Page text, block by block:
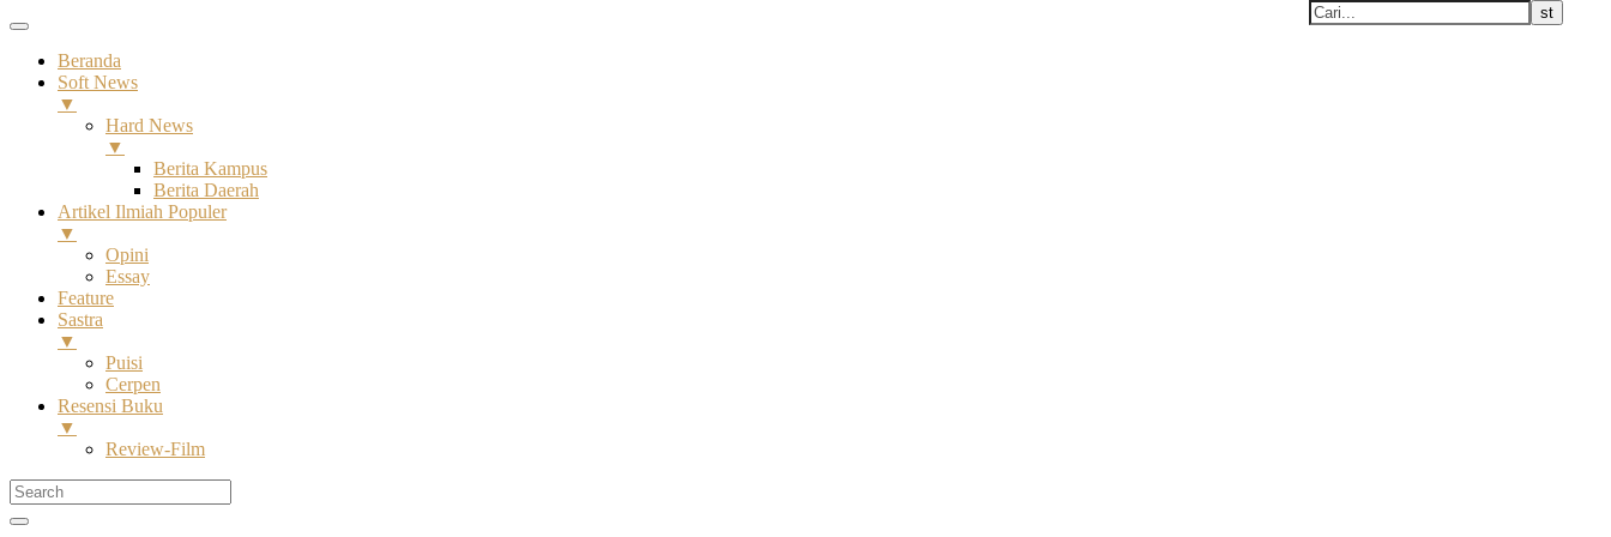
Beranda
Soft News
▼
Hard News
▼
Berita Kampus
Berita Daerah
Artikel Ilmiah Populer
▼
Opini
Essay
Feature
Sastra
▼
Puisi
Cerpen
Resensi Buku
▼
Review-Film